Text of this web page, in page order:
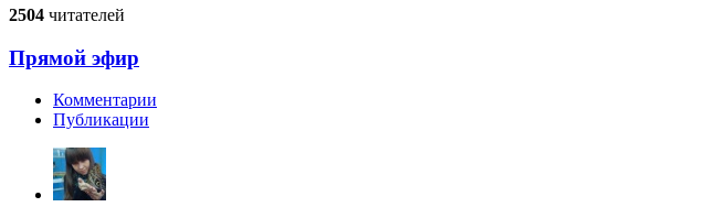
2504 читателей
Прямой эфир
Комментарии
Публикации